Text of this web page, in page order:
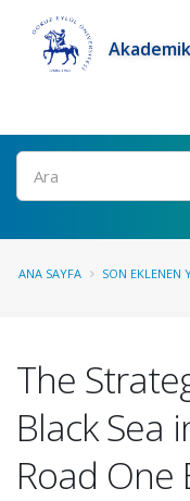
Ara
ANA SAYFA SON EKLENEN
The
Black Sea
Road One